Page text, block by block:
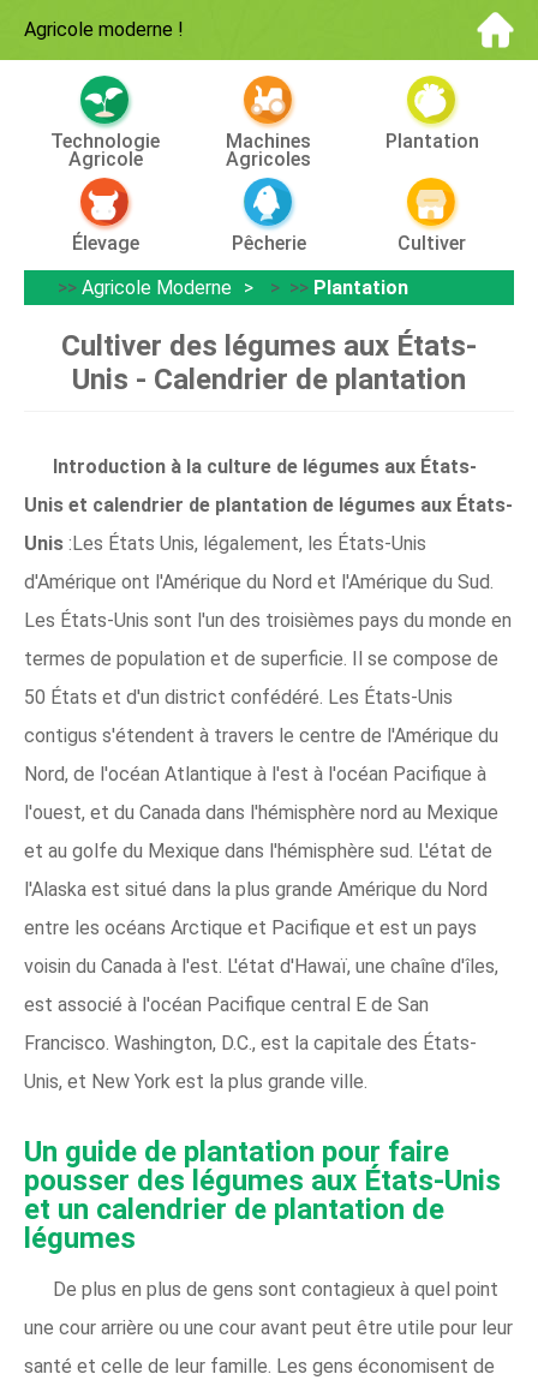
Agricole moderne !
Technologie
Agricole
Machines
Agricoles
Plantation
Élevage Pêcherie
Cultiver
>> Agricole Moderne > >> Plantation
Cultiver des légumes aux États-
Unis - Calendrier de plantation
Introduction à la culture de légumes aux États-
Unis et calendrier de plantation de légumes aux États-
Unis :Les États Unis, légalement, les États-Unis
d'Amérique ont l'Amérique du Nord et l'Amérique du Sud.
Les États-Unis sont l'un des troisièmes pays du monde en
termes de population et de superficie. Il se compose de
50 États et d'un district confédéré. Les États-Unis
contigus s'étendent à travers le centre de l'Amérique du
Nord, de l'océan Atlantique à l'est à l'océan Pacifique à
l'ouest, et du Canada dans l'hémisphère nord au Mexique
et au golfe du Mexique dans l'hémisphère sud. L'état de
l'Alaska est situé dans la plus grande Amérique du Nord
entre les océans Arctique et Pacifique et est un pays
voisin du Canada à l'est. L'état d'Hawaï, une chaîne d'îles,
est associé à l'océan Pacifique central E de San
Francisco. Washington, D.C., est la capitale des États-
Unis, et New York est la plus grande ville.
Un guide de plantation pour faire
pousser des légumes aux États-Unis
et un calendrier de plantation de
légumes
De plus en plus de gens sont contagieux à quel point
une cour arrière ou une cour avant peut être utile pour leur
santé et celle de leur famille. Les gens économisent de